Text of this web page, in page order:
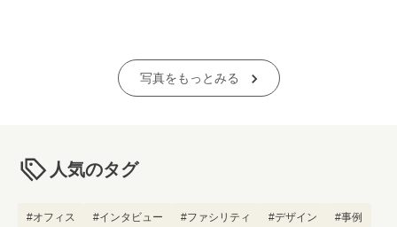
写真をもっとみる
人気のタグ
#オフィス #インタビュー #ファシリティ #デザイン #事例